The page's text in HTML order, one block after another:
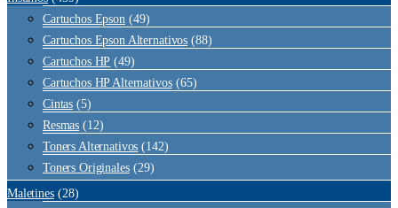
Cartuchos Epson (49)
Cartuchos Epson Alternativos (88)
Cartuchos HP (49)
Cartuchos HP Alternativos (65)
Cintas (5)
Resmas (12)
Toners Alternativos (142)
Toners Originales (29)
Maletines (28)